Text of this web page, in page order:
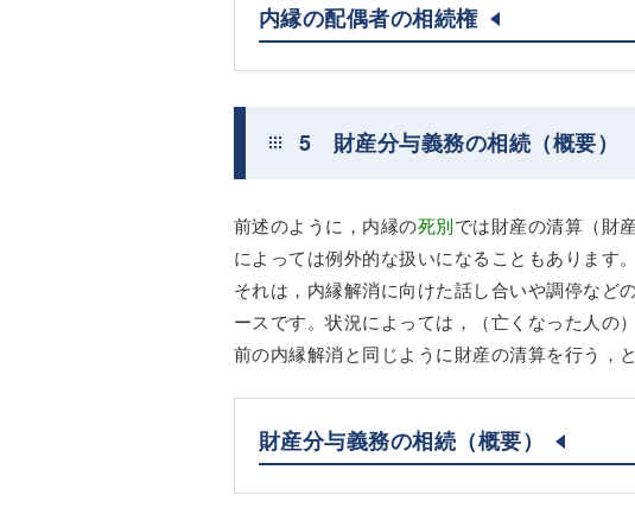
内縁の配偶者の相続権
5 財産分与義務の相続（概要）
前述のように，内縁の死別では財産の清算（財
によっては例外的な扱いになることもあります。
それは，内縁解消に向けた話し合いや調停など
ースです。状況によっては，（亡くなった人の
前の内縁解消と同じように財産の清算を行う，
財産分与義務の相続（概要）